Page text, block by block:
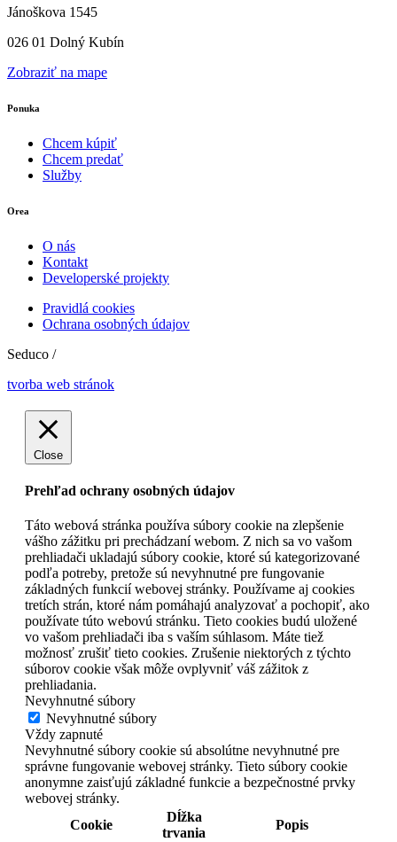
Jánoškova 1545
026 01 Dolný Kubín
Zobraziť na mape
Ponuka
Chcem kúpiť
Chcem predať
Služby
Orea
O nás
Kontakt
Developerské projekty
Pravidlá cookies
Ochrana osobných údajov
Seduco /
tvorba web stránok
Close
Prehľad ochrany osobných údajov
Táto webová stránka používa súbory cookie na zlepšenie
vášho zážitku pri prechádzaní webom. Z nich sa vo vašom
prehliadači ukladajú súbory cookie, ktoré sú kategorizované
podľa potreby, pretože sú nevyhnutné pre fungovanie
základných funkcií webovej stránky. Používame aj cookies
tretích strán, ktoré nám pomáhajú analyzovať a pochopiť, ako
používate túto webovú stránku. Tieto cookies budú uložené
vo vašom prehliadači iba s vaším súhlasom. Máte tiež
možnosť zrušiť tieto cookies. Zrušenie niektorých z týchto
súborov cookie však môže ovplyvniť váš zážitok z
prehliadania.
Nevyhnutné súbory
Nevyhnutné súbory
Vždy zapnuté
Nevyhnutné súbory cookie sú absolútne nevyhnutné pre
správne fungovanie webovej stránky. Tieto súbory cookie
anonymne zaisťujú základné funkcie a bezpečnostné prvky
webovej stránky.
Cookie
Dĺžka
trvania
Popis